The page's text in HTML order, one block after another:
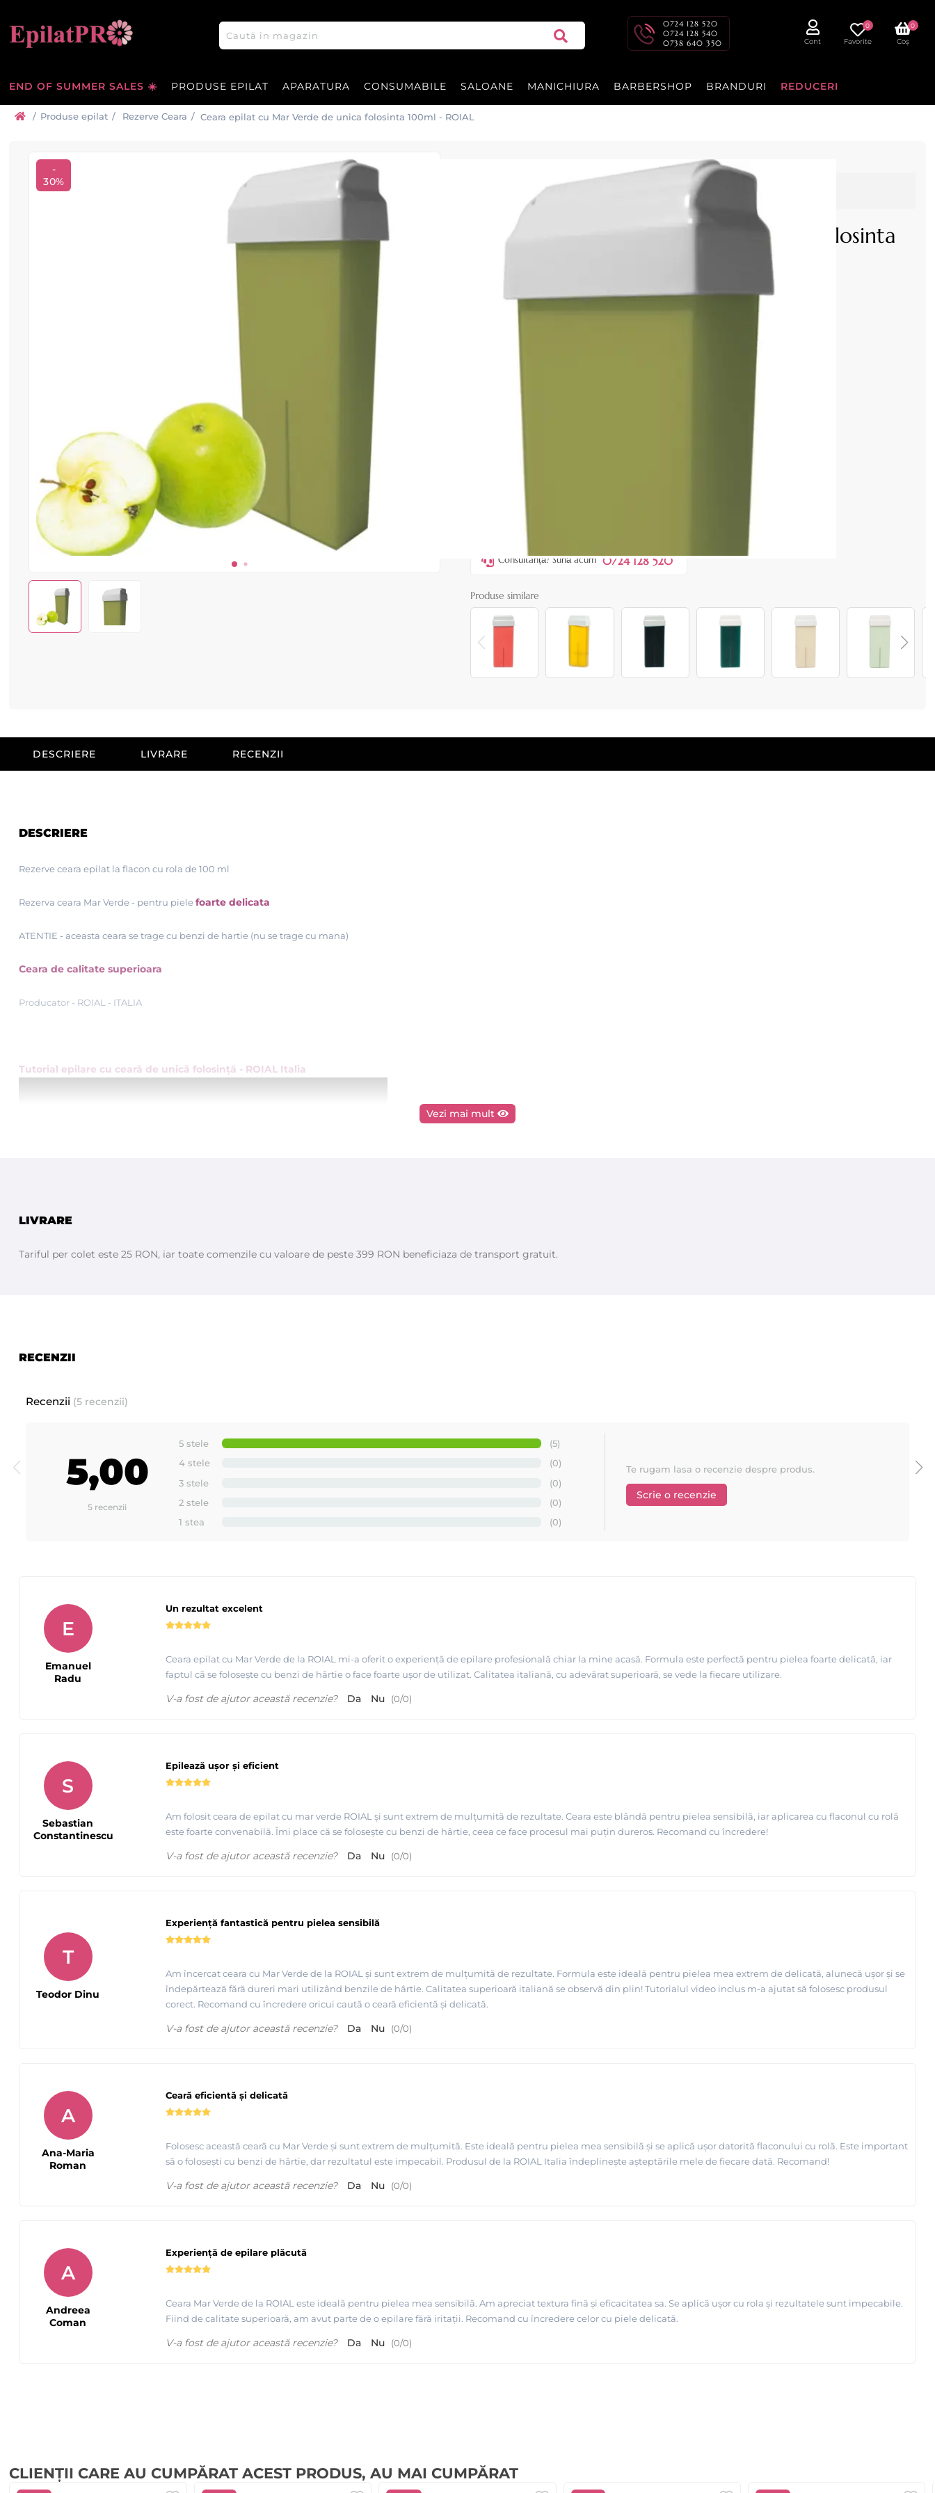
0724 128 520
0724 128 540
0738 640 350
Cont Favorite
0
Coș
0
END OF SUMMER SALES ☀️ PRODUSE EPILAT APARATURA CONSUMABILE SALOANE MANICHIURA BARBERSHOP BRANDURI REDUCERI
/ Produse epilat / Rezerve Ceara / Ceara epilat cu Mar Verde de unica folosinta 100ml - ROIAL
-
30%
Ne pare rău, acest produs nu mai este disponibil
Ceara epilat cu Mar Verde de unica folosinta
Rezerve ceara epilat la flacon cu rola de 100 ml
Rezerva ceara Mar Verde de calitate superioara
Fabricat in ITALIA de ROIAL
Preț:
Consultanță? Sună acum 0724 128 520
Produse similare
DESCRIERE LIVRARE RECENZII
DESCRIERE
Rezerve ceara epilat la flacon cu rola de 100 ml
Rezerva ceara Mar Verde - pentru pielefoarte delicata
ATENTIE - aceasta ceara se trage cu benzi de hartie (nu se trage cu mana)
Ceara de calitate superioara
Producator - ROIAL - ITALIA
Tutorial epilare cu ceară de unică folosinţă - ROIAL Italia
Vezi mai mult
LIVRARE
Tariful per colet este 25 RON, iar toate comenzile cu valoare de peste 399 RON beneficiaza de transport gratuit.
RECENZII
Recenzii (5 recenzii)
5,00
5 recenzii
5 stele
(5)
4 stele
(0)
3 stele
(0)
2 stele
(0)
1 stea
(0)
Te rugam lasa o recenzie despre produs.
Scrie o recenzie
Un rezultat excelent
Ceara epilat cu Mar Verde de la ROIAL mi-a oferit o experiență de epilare profesională chiar la mine acasă. Formula este perfectă pentru pielea foarte delicată, iar
faptul că se folosește cu benzi de hârtie o face foarte ușor de utilizat. Calitatea italiană, cu adevărat superioară, se vede la fiecare utilizare.
E
Emanuel
Radu
V-a fost de ajutor această recenzie?
Da Nu (0/0)
Epilează ușor și eficient
Am folosit ceara de epilat cu mar verde ROIAL și sunt extrem de mulțumită de rezultate. Ceara este blândă pentru pielea sensibilă, iar aplicarea cu flaconul cu rolă
este foarte convenabilă. Îmi place că se folosește cu benzi de hârtie, ceea ce face procesul mai puțin dureros. Recomand cu încredere!
S
Sebastian
Constantinescu
V-a fost de ajutor această recenzie?
Da Nu (0/0)
Experiență fantastică pentru pielea sensibilă
Am încercat ceara cu Mar Verde de la ROIAL și sunt extrem de mulțumită de rezultate. Formula este ideală pentru pielea mea extrem de delicată, alunecă ușor și se
îndepărtează fără dureri mari utilizând benzile de hârtie. Calitatea superioară italiană se observă din plin! Tutorialul video inclus m-a ajutat să folosesc produsul
corect. Recomand cu încredere oricui caută o ceară eficientă și delicată.
T
Teodor Dinu
V-a fost de ajutor această recenzie? Da Nu (0/0)
Ceară eficientă și delicată
Folosesc această ceară cu Mar Verde și sunt extrem de mulțumită. Este ideală pentru pielea mea sensibilă și se aplică ușor datorită flaconului cu rolă. Este important
să o folosești cu benzi de hârtie, dar rezultatul este impecabil. Produsul de la ROIAL Italia îndeplinește așteptările mele de fiecare dată. Recomand!
A
Ana-Maria
Roman
V-a fost de ajutor această recenzie?
Da Nu (0/0)
Experiență de epilare plăcută
Ceara Mar Verde de la ROIAL este ideală pentru pielea mea sensibilă. Am apreciat textura fină și eficacitatea sa. Se aplică ușor cu rola și rezultatele sunt impecabile.
Fiind de calitate superioară, am avut parte de o epilare fără iritații. Recomand cu încredere celor cu piele delicată.
A
Andreea
Coman
V-a fost de ajutor această recenzie?
Da Nu (0/0)
CLIENȚII CARE AU CUMPĂRAT ACEST PRODUS, AU MAI CUMPĂRAT